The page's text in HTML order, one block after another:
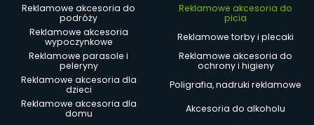
Reklamowe akcesoria do
podróży
Reklamowe akcesoria do
picia
Reklamowe akcesoria
wypoczynkowe
Reklamowe torby i plecaki
Reklamowe parasole i
peleryny
Reklamowe akcesoria do
ochrony i higieny
Reklamowe akcesoria dla
dzieci
Poligrafia, nadruki reklamowe
Reklamowe akcesoria dla
domu
Akcesoria do alkoholu